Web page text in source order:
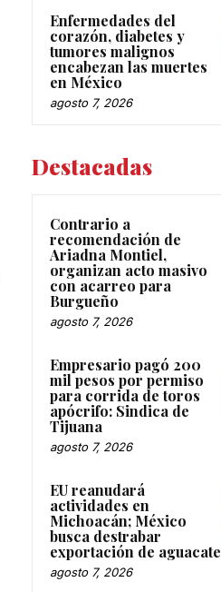
Enfermedades del
corazón, diabetes y
tumores malignos
encabezan las muertes
en México
agosto 7, 2026
Destacadas
Contrario a
recomendación de
Ariadna Montiel,
organizan acto masivo
con acarreo para
Burgueño
agosto 7, 2026
Empresario pagó 200
mil pesos por permiso
para corrida de toros
apócrifo: Sindica de
Tijuana
agosto 7, 2026
EU reanudará
actividades en
Michoacán; México
busca destrabar
exportación de aguacate
agosto 7, 2026